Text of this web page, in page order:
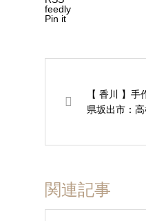
feedly
Pin it
【 香川 】
県坂出市：
関連記事